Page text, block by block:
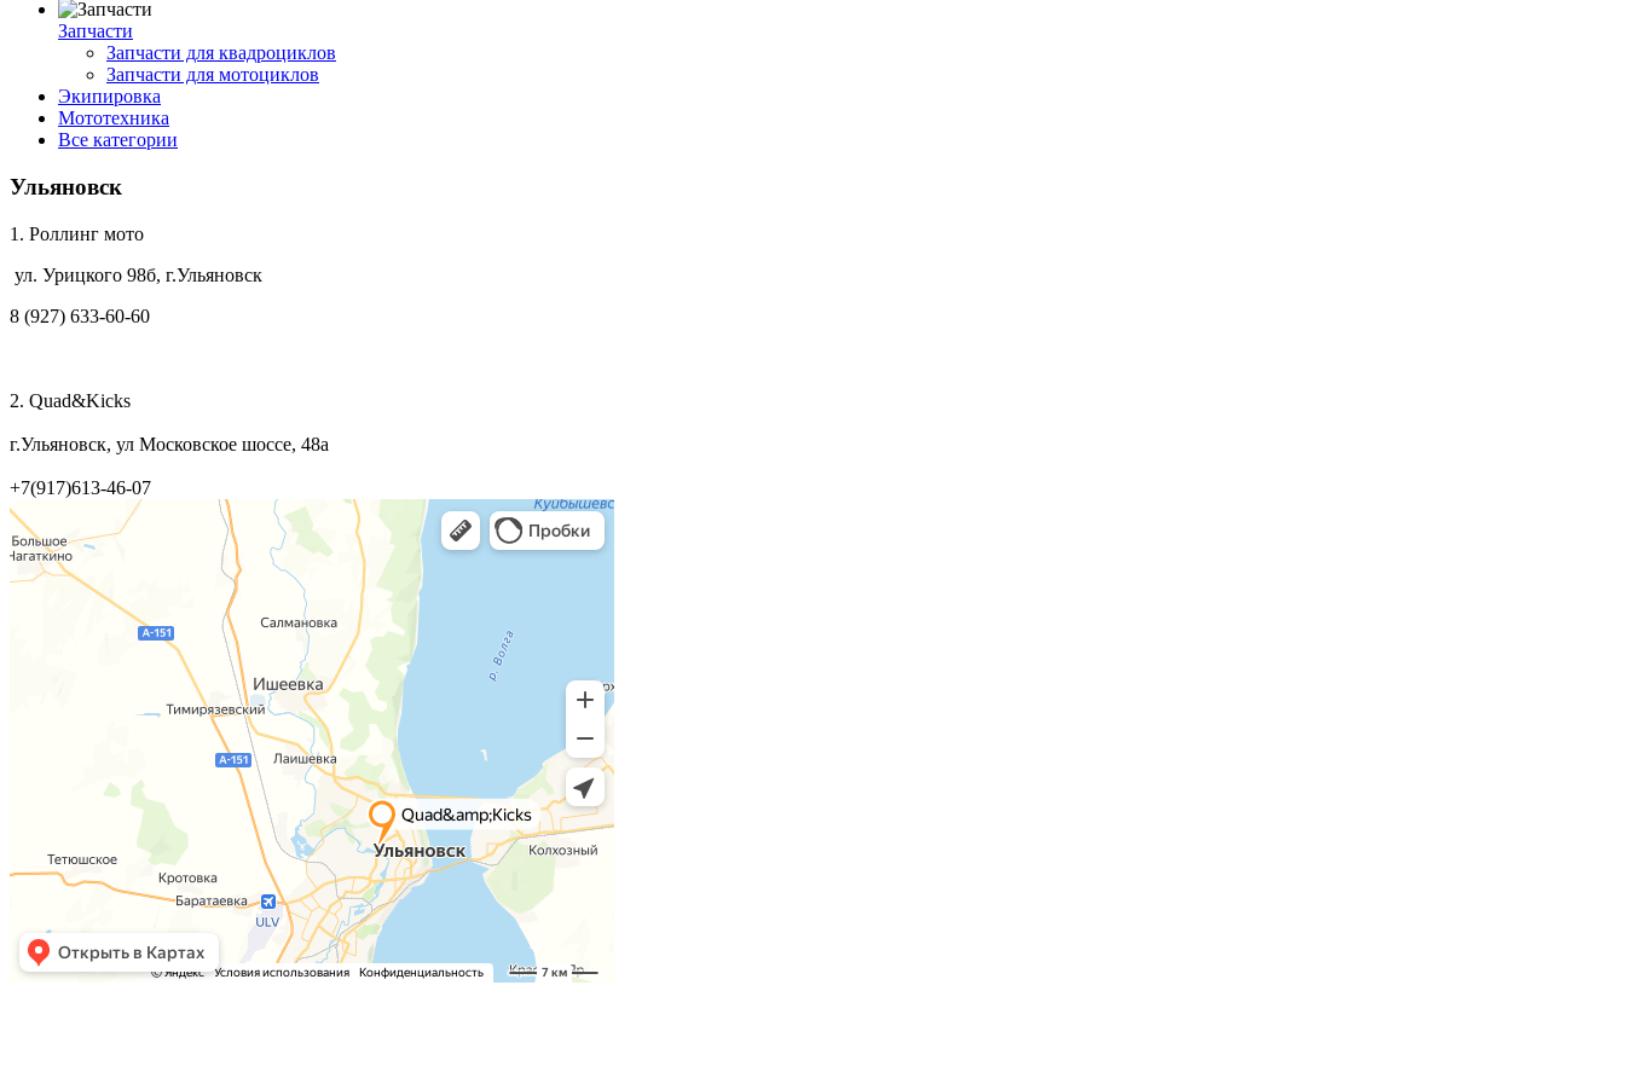
Запчасти
Запчасти для квадроциклов
Запчасти для мотоциклов
Экипировка
Мототехника
Все категории
Ульяновск
1. Роллинг мото
ул. Урицкого 98б, г.Ульяновск
8 (927) 633-60-60
2. Quad&Kicks
г.Ульяновск, ул Московское шоссе, 48а
+7(917)613-46-07